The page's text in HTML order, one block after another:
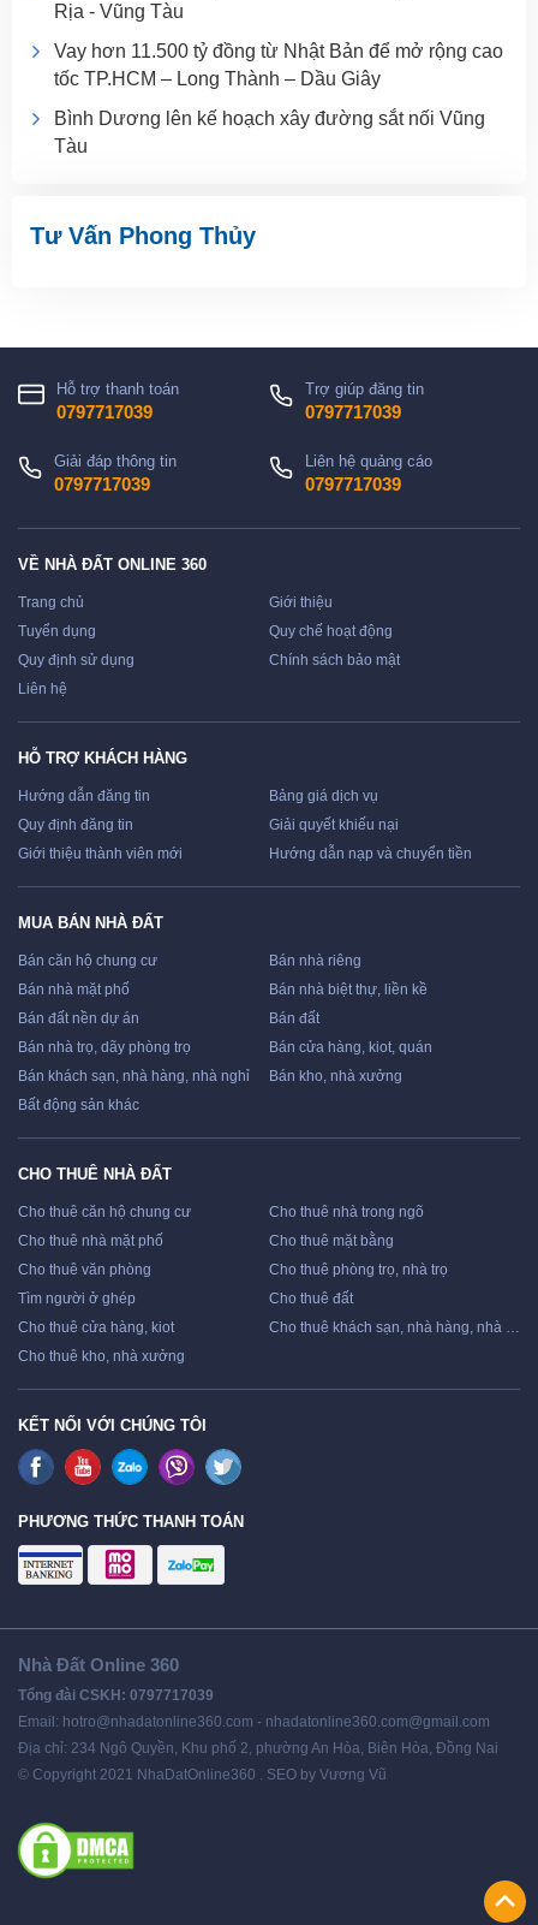
Rịa - Vũng Tàu
Vay hơn 11.500 tỷ đồng từ Nhật Bản để mở rộng cao
tốc TP.HCM – Long Thành – Dầu Giây
Bình Dương lên kế hoạch xây đường sắt nối Vũng
Tàu
Tư Vấn Phong Thủy
Hỗ trợ thanh toán
0797717039
Trợ giúp đăng tin
0797717039
Giải đáp thông tin
0797717039
Liên hệ quảng cáo
0797717039
VỀ NHÀ ĐẤT ONLINE 360
Trang chủ
Giới thiệu
Tuyển dụng
Quy chế hoạt động
Quy định sử dụng
Chính sách bảo mật
Liên hệ
HỖ TRỢ KHÁCH HÀNG
Hướng dẫn đăng tin
Bảng giá dịch vụ
Quy định đăng tin
Giải quyết khiếu nại
Giới thiệu thành viên mới
Hướng dẫn nạp và chuyển tiền
MUA BÁN NHÀ ĐẤT
Bán căn hộ chung cư
Bán nhà riêng
Bán nhà mặt phố
Bán nhà biệt thự, liền kề
Bán đất nền dự án
Bán đất
Bán nhà trọ, dãy phòng trọ
Bán cửa hàng, kiot, quán
Bán khách sạn, nhà hàng, nhà nghỉ
Bán kho, nhà xưởng
Bất động sản khác
CHO THUÊ NHÀ ĐẤT
Cho thuê căn hộ chung cư
Cho thuê nhà trong ngõ
Cho thuê nhà mặt phố
Cho thuê mặt bằng
Cho thuê văn phòng
Cho thuê phòng trọ, nhà trọ
Tìm người ở ghép
Cho thuê đất
Cho thuê cửa hàng, kiot
Cho thuê khách sạn, nhà hàng, nhà nghỉ
Cho thuê kho, nhà xưởng
KẾT NỐI VỚI CHÚNG TÔI
PHƯƠNG THỨC THANH TOÁN
Nhà Đất Online 360
Tổng đài CSKH: 0797717039
Email: hotro@nhadatonline360.com - nhadatonline360.com@gmail.com
Địa chỉ: 234 Ngô Quyền, Khu phố 2, phường An Hòa, Biên Hòa, Đồng Nai
© Copyright 2021 NhaDatOnline360 . SEO by Vương Vũ